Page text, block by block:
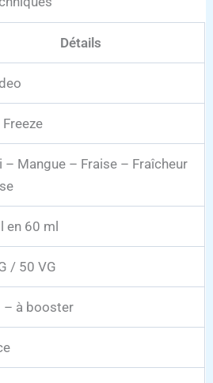
Détails
– Mangue – Fraise – Fraîcheur
en 60 ml
/ 50 VG
– à booster